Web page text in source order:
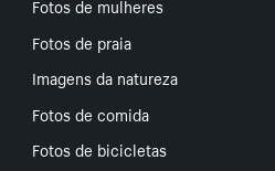
Fotos de mulheres
Fotos de praia
Imagens da natureza
Fotos de comida
Fotos de bicicletas